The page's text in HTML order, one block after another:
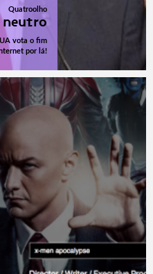
Quatroolho
neutro
vota o fim
por lá!